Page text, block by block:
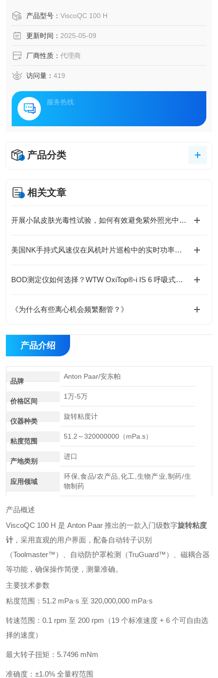
产品型号： ViscoQC 100 H
更新时间： 2025-05-09
厂商性质： 代理商
访问量： 419
服务热线
产品分类
相关文章
开展小鼠皮肤光毒性试验，如何有效避免紫外照光中的“非特异性干扰”？
美国NK手持式风速仪在风机叶片巡检中的实时功率预测实践
BOD测定仪如何选择？WTW OxiTop®-i IS 6 呼吸式BOD测量系统解析
《为什么有些离心机会频繁翻管？》
产品介绍
品牌
Anton Paar/安东帕
价格区间
1万-5万
仪器种类
旋转粘度计
粘度范围
51.2～320000000（mPa.s）
产地类别
进口
应用领域
环保,食品/农产品,化工,生物产业,制药/生
物制药
产品概述
ViscoQC 100 H 是 Anton Paar 推出的一款入门级数字旋转粘度
计 ，采用直观的用户界面，配备自动转子识别
（Toolmaster™）、自动防护罩检测（TruGuard™）、磁耦合器
等功能，确保操作简便，测量准确。
主要技术参数
粘度范围：51.2 mPa·s 至 320,000,000 mPa·s
转速范围：0.1 rpm 至 200 rpm（19 个标准速度 + 6 个可自由选
择的速度）
最大转子扭矩：5.7496 mNm
准确度：±1.0% 全量程范围